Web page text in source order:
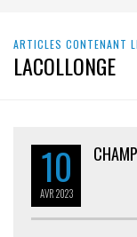
ARTICLES CONTENANT
LACOLLONGE
10
AVR2023